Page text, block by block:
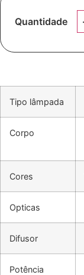
Quantidade
Tipo lâmpada
Corpo
Cores
Opticas
Difusor
Potência